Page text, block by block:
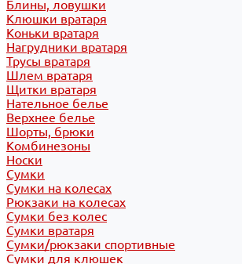
Блины, ловушки
Клюшки вратаря
Коньки вратаря
Нагрудники вратаря
Трусы вратаря
Шлем вратаря
Щитки вратаря
Нательное белье
Верхнее белье
Шорты, брюки
Комбинезоны
Носки
Сумки
Сумки на колесах
Рюкзаки на колесах
Сумки без колес
Сумки вратаря
Сумки/рюкзаки спортивные
Сумки для клюшек